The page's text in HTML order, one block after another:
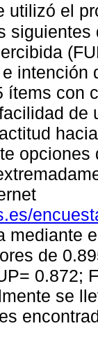
utilizó el
intención
ítems con
de
mediante
de
0.872;
se